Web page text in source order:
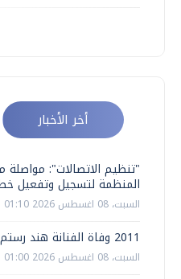
أخر الأخبار
"تنظيم الاتصالات": مواصلة
المنظمة لتسجيل وتفعيل
السبت، 08 اغسطس 2026 01:10 ص
2011 وفاة الفنانة هند رستم
السبت، 08 اغسطس 2026 01:00 ص